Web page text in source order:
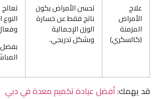
علاج
الأمراض
المزمنة
(كالسكري)
تحسن الأمراض يكون
ناتج فقط عن خسارة
الوزن الإجمالية
وبشكل تدريجي.
بفضل
قد يهمك:أفضل عيادة تكميم معدة في دبي